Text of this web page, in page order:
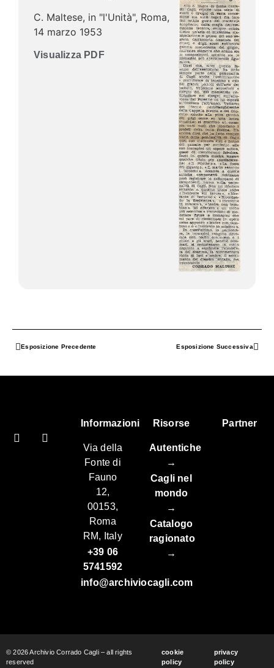
C. Maltese, in "l'Unità", Roma,
14 marzo 1953
Visualizza PDF
Esposizione Precedente Esposizione Successiva
Informazioni
Via della
Fonte di
Fauno
12,
00153,
Roma
RM, Italy
+39 06
5741592
info@archiviocagli.com
Risorse
Autentiche
→
Cagli nel
mondo
→
Catalogo
ragionato
→
Partner
© 2026 Archivio Corrado Cagli – all rights
reserved
cookie
policy
privacy
policy